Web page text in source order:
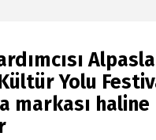
Yolu
markası haline